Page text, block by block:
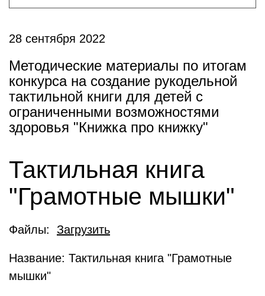
28 сентября 2022
Методические материалы по итогам
конкурса на создание рукодельной
тактильной книги для детей с
ограниченными возможностями
здоровья "Книжка про книжку"
Тактильная книга
"Грамотные мышки"
Файлы: Загрузить
Название: Тактильная книга "Грамотные
мышки"